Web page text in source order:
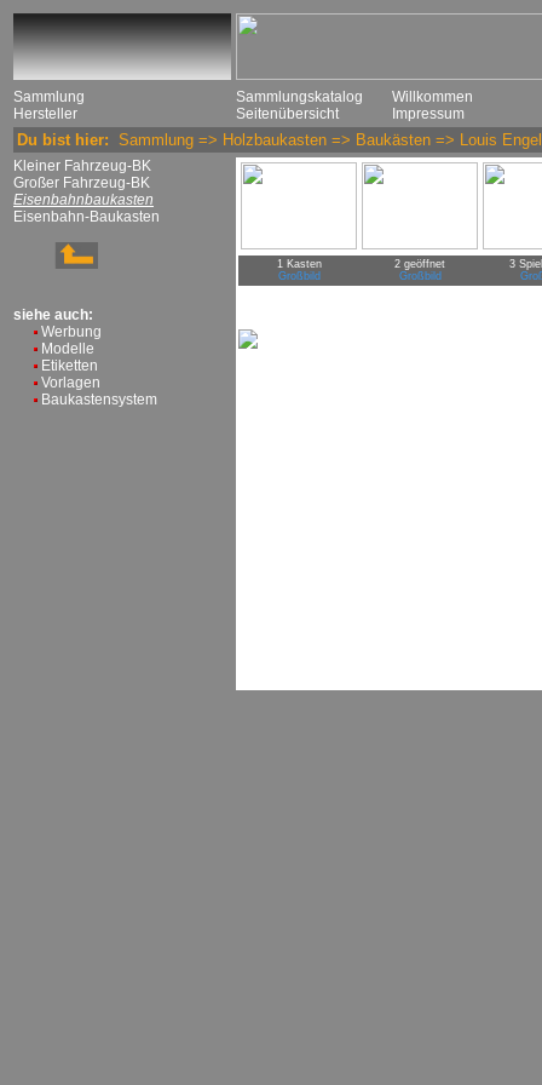
Sammlung
Hersteller
Sammlungskatalog
Seitenübersicht
Willkommen
Impressum
Du bist hier: Sammlung => Holzbaukasten => Baukästen => Louis
Kleiner Fahrzeug-BK
Großer Fahrzeug-BK
Eisenbahnbaukasten
Eisenbahn-Baukasten
siehe auch:
Werbung
Modelle
Etiketten
Vorlagen
Baukastensystem
1 Kasten
Großbild
2 geöffnet
Großbild
3